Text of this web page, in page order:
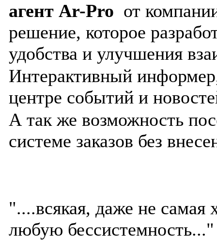
агент Ar-Pro от
решение, которое
удобства и улучшения
Интерактивный
центре событий и
А так же возможность
системе заказов без
"....всякая, даже не самая
любую бессистемность..."